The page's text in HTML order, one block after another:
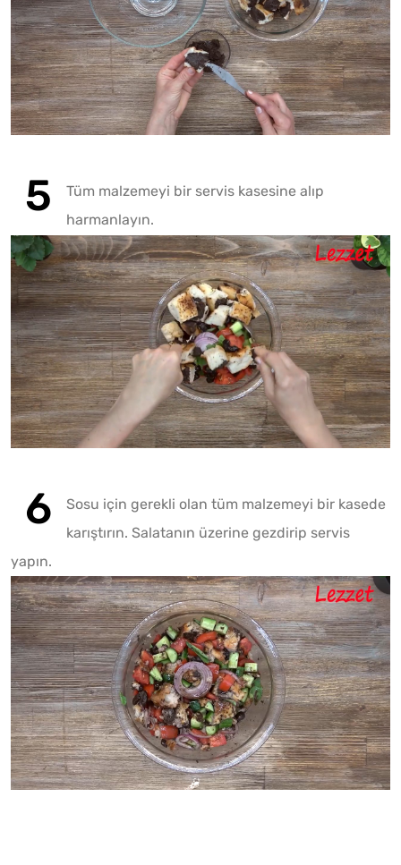
Tüm malzemeyi bir servis kasesine alıp
harmanlayın.
Sosu için gerekli olan tüm malzemeyi bir kasede
karıştırın. Salatanın üzerine gezdirip servis
yapın.